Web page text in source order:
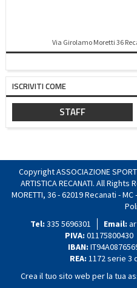
Via Girolamo Moretti 36
ISCRIVITI COME
STAFF
Copyright ASSOCIAZIONE
ARTISTICA RECANATI. All Rights
MORETTI, 36 - 62019 Recanati - MC
Tel: 335 5696301 Email:
PIVA: 01175800430
IBAN:
REA: 1172 serie 3
Crea il tuo sito web per la tua